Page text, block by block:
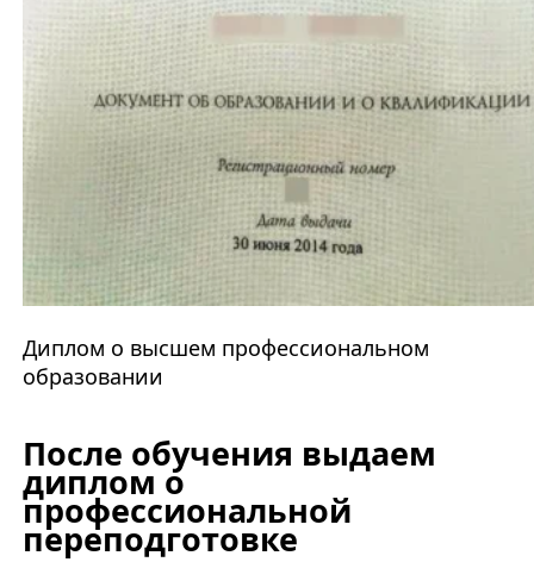
Диплом о высшем профессиональном
образовании
После обучения выдаем
диплом о
профессиональной
переподготовке